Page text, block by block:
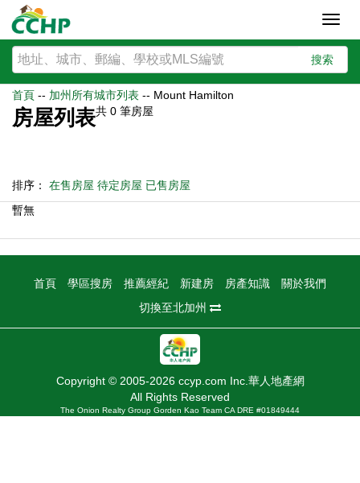
搜索
首頁 -- 加州所有城市列表 -- Mount Hamilton
房屋列表共 0 筆房屋
排序： 在售房屋 待定房屋 已售房屋
暫無
首頁 學區搜房 推薦經紀 新建房 房產知識
關於我們
切換至北加州
Copyright © 2005-2026 ccyp.com Inc.華人地產網
All Rights Reserved
The Onion Realty Group Gorden Kao Team CA DRE #01849444